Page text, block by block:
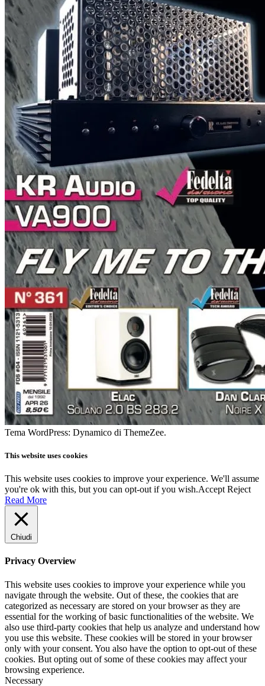
Tema WordPress: Dynamico di ThemeZee.
This website uses cookies
This website uses cookies to improve your experience. We'll assume
you're ok with this, but you can opt-out if you wish.Accept Reject
Read More
Chiudi
Privacy Overview
This website uses cookies to improve your experience while you
navigate through the website. Out of these, the cookies that are
categorized as necessary are stored on your browser as they are
essential for the working of basic functionalities of the website. We
also use third-party cookies that help us analyze and understand how
you use this website. These cookies will be stored in your browser
only with your consent. You also have the option to opt-out of these
cookies. But opting out of some of these cookies may affect your
browsing experience.
Necessary